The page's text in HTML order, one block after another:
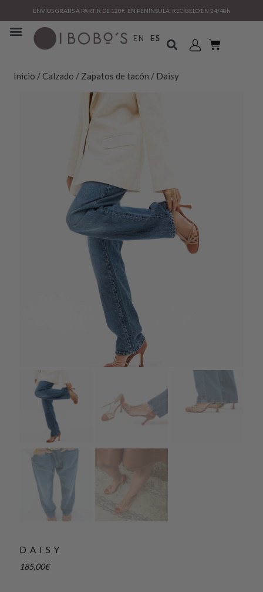
ENVÍOS GRATIS A PARTIR DE 120€ EN PENÍNSULA. RECÍBELO EN 24/48h
EN ES
Inicio / Calzado / Zapatos de tacón / Daisy
DAISY
185,00€